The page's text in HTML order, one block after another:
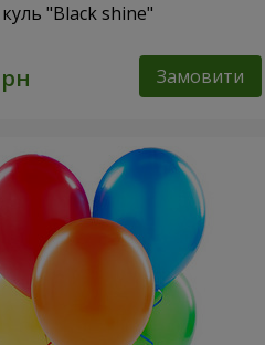
"Black shine"
Замовити